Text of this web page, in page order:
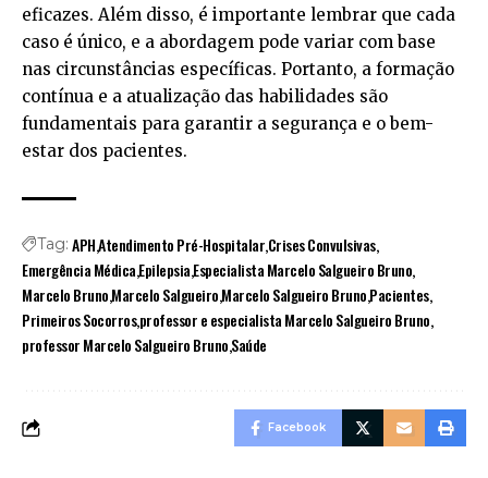
eficazes. Além disso, é importante lembrar que cada
caso é único, e a abordagem pode variar com base
nas circunstâncias específicas. Portanto, a formação
contínua e a atualização das habilidades são
fundamentais para garantir a segurança e o bem-
estar dos pacientes.
Tag: APHAtendimento Pré-HospitalarCrises Convulsivas
Emergência MédicaEpilepsiaEspecialista Marcelo Salgueiro Bruno
Marcelo BrunoMarcelo SalgueiroMarcelo Salgueiro BrunoPacientes
Primeiros Socorrosprofessor e especialista Marcelo Salgueiro Bruno
professor Marcelo Salgueiro BrunoSaúde
Facebook